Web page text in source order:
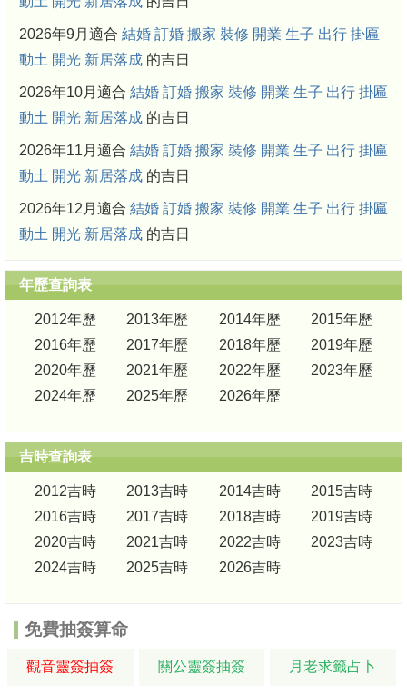
2026年9月適合 結婚 訂婚 搬家 裝修 開業 生子 出行 掛匾
動土 開光 新居落成 的吉日
2026年10月適合 結婚 訂婚 搬家 裝修 開業 生子 出行 掛匾
動土 開光 新居落成 的吉日
2026年11月適合 結婚 訂婚 搬家 裝修 開業 生子 出行 掛匾
動土 開光 新居落成 的吉日
2026年12月適合 結婚 訂婚 搬家 裝修 開業 生子 出行 掛匾
動土 開光 新居落成 的吉日
年歷查詢表
2012年歷 2013年歷 2014年歷
2015年歷
2016年歷
2017年歷 2018年歷
2019年歷
2020年歷
2021年歷 2022年歷
2023年歷
2024年歷
2025年歷 2026年歷
吉時查詢表
2012吉時 2013吉時 2014吉時
2015吉時
2016吉時
2017吉時 2018吉時
2019吉時
2020吉時
2021吉時 2022吉時
2023吉時
2024吉時
2025吉時 2026吉時
免費抽簽算命
觀音靈簽抽簽 關公靈簽抽簽 月老求籤占卜